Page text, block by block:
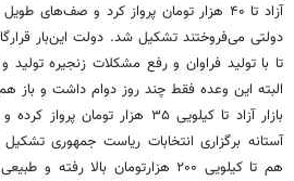
آزاد تا ۴۰ هزار تومان پرواز کرد و صف‌های
دولتی می‌فروختند تشکیل شد. دولت این‌بار
تا با تولید فراوان و رفع مشکلات زنجیره
البته این وعده فقط چند روز دوام داشت و باز
بازار آزاد تا کیلویی ۳۵ هزار
آستانه برگزاری انتخابات ریاست جمهوری
هم تا کیلویی ۲۰۰ هزارتومان بالا